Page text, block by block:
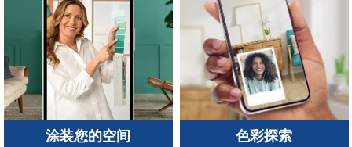
涂装您的空间 色彩探索